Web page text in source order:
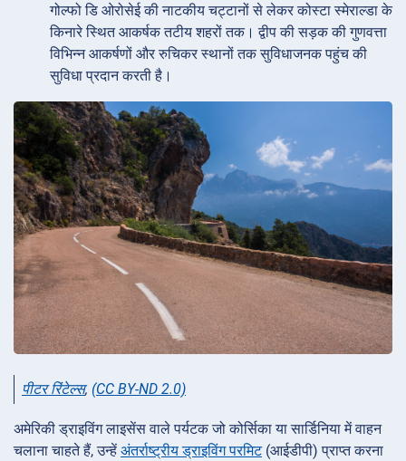
गोल्फो डि ओरोसेई की नाटकीय चट्टानों से लेकर कोस्टा स्मेराल्डा के
किनारे स्थित आकर्षक तटीय शहरों तक। द्वीप की सड़क की गुणवत्ता
विभिन्न आकर्षणों और रुचिकर स्थानों तक सुविधाजनक पहुंच की
सुविधा प्रदान करती है।
पीटर रिंटेल्स, (CC BY-ND 2.0)
अमेरिकी ड्राइविंग लाइसेंस वाले पर्यटक जो कोर्सिका या सार्डिनिया में वाहन
चलाना चाहते हैं, उन्हें अंतर्राष्ट्रीय ड्राइविंग परमिट(आईडीपी) प्राप्त करना